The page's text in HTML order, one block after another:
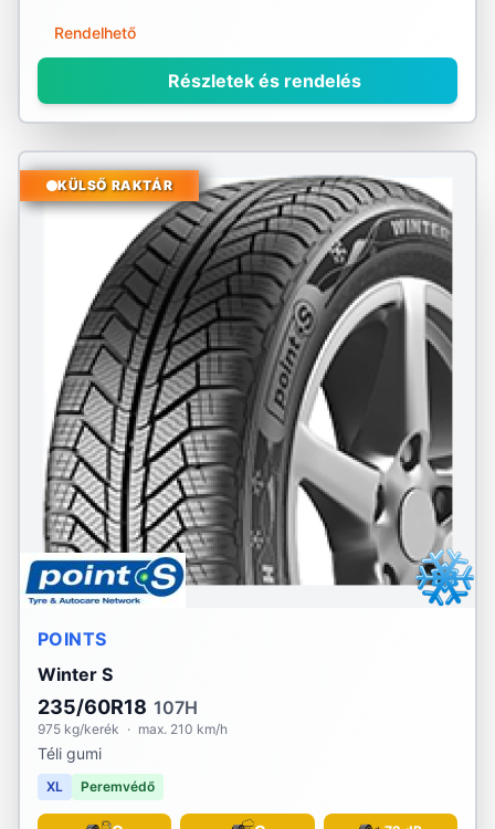
Rendelhető
Részletek és rendelés
KÜLSŐ RAKTÁR
POINTS
Winter S
235/60R18 107H
975 kg/kerék · max. 210 km/h
Téli gumi
XL Peremvédő